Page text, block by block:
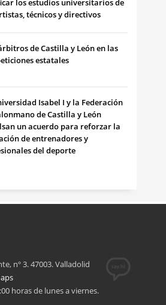
los estudios universitarios de
técnicos y directivos
de Castilla y León en las
estatales
Isabel I y la Federación
de Castilla y León
un acuerdo para reforzar la
de entrenadores y
del deporte
nº 3. 47003. Valladolid
horas de lunes a viernes.